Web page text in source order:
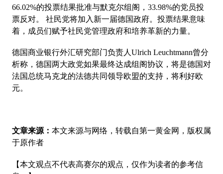
66.02%的投票结果批准与默克尔组阁，33.98%的党员投
票反对。 社民党将加入新一届德国政府。投票结果意味
着，成员们赋予社民党管理政府和培养革新的力量。
德国商业银行外汇研究部门负责人Ulrich Leuchtmann曾分
析称，德国两大政党如果最终达成组阁协议，将是德国对
法国总统马克龙的法德共同领导欧盟的支持，将利好欧
元。
文章来源： 本文来源与网络，转载自第一黄金网，版权属
于原作者
【本文观点不代表高赛尔的观点，仅作为读者的参考信